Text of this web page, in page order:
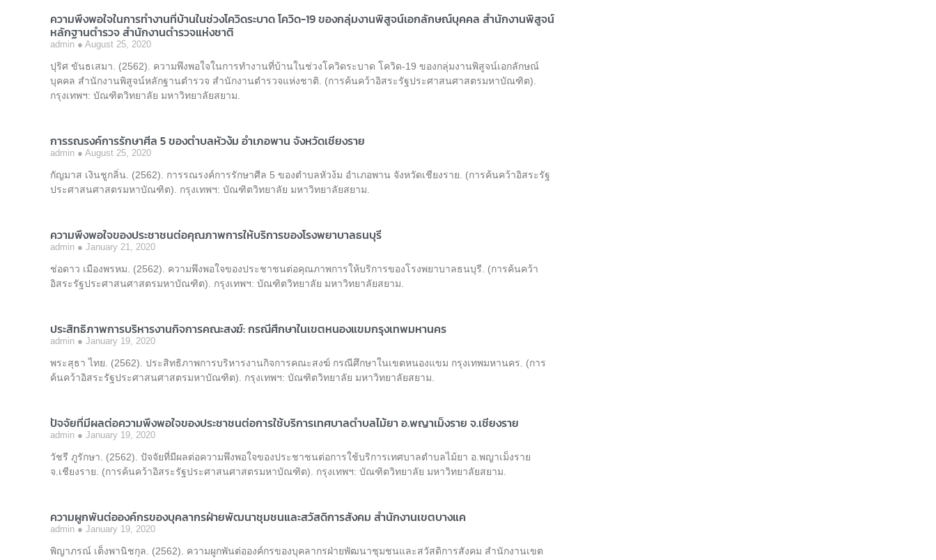
ความพึงพอใจในการทำงานที่บ้านในช่วงโควิดระบาด โควิด-19 ของกลุ่มงานพิสูจน์เอกลักษณ์บุคคล สำนักงานพิสูจน์
หลักฐานตำรวจ สำนักงานตำรวจแห่งชาติ
admin August 25, 2020
ปุริศ ขันธเสมา. (2562). ความพึงพอใจในการทำงานที่บ้านในช่วงโควิดระบาด โควิด-19 ของกลุ่มงานพิสูจน์เอกลักษณ์
บุคคล สำนักงานพิสูจน์หลักฐานตำรวจ สำนักงานตำรวจแห่งชาติ. (การค้นคว้าอิสระรัฐประศาสนศาสตรมหาบัณฑิต).
กรุงเทพฯ: บัณฑิตวิทยาลัย มหาวิทยาลัยสยาม.
การรณรงค์การรักษาศีล 5 ของตำบลหัวง้ม อำเภอพาน จังหวัดเชียงราย
admin August 25, 2020
กัญมาส เงินชูกลิ่น. (2562). การรณรงค์การรักษาศีล 5 ของตำบลหัวง้ม อำเภอพาน จังหวัดเชียงราย. (การค้นคว้าอิสระรัฐ
ประศาสนศาสตรมหาบัณฑิต). กรุงเทพฯ: บัณฑิตวิทยาลัย มหาวิทยาลัยสยาม.
ความพึงพอใจของประชาชนต่อคุณภาพการให้บริการของโรงพยาบาลธนบุรี
admin January 21, 2020
ช่อดาว เมืองพรหม. (2562). ความพึงพอใจของประชาชนต่อคุณภาพการให้บริการของโรงพยาบาลธนบุรี. (การค้นคว้า
อิสระรัฐประศาสนศาสตรมหาบัณฑิต). กรุงเทพฯ: บัณฑิตวิทยาลัย มหาวิทยาลัยสยาม.
ประสิทธิภาพการบริหารงานกิจการคณะสงฆ์: กรณีศึกษาในเขตหนองแขมกรุงเทพมหานคร
admin January 19, 2020
พระสุธา ไทย. (2562). ประสิทธิภาพการบริหารงานกิจการคณะสงฆ์ กรณีศึกษาในเขตหนองแขม กรุงเทพมหานคร. (การ
ค้นคว้าอิสระรัฐประศาสนศาสตรมหาบัณฑิต). กรุงเทพฯ: บัณฑิตวิทยาลัย มหาวิทยาลัยสยาม.
ปัจจัยที่มีผลต่อความพึงพอใจของประชาชนต่อการใช้บริการเทศบาลตำบลไม้ยา อ.พญาเม็งราย จ.เชียงราย
admin January 19, 2020
วัชรี ภูรักษา. (2562). ปัจจัยที่มีผลต่อความพึงพอใจของประชาชนต่อการใช้บริการเทศบาลตำบลไม้ยา อ.พญาเม็งราย
จ.เชียงราย. (การค้นคว้าอิสระรัฐประศาสนศาสตรมหาบัณฑิต). กรุงเทพฯ: บัณฑิตวิทยาลัย มหาวิทยาลัยสยาม.
ความผูกพันต่อองค์กรของบุคลากรฝ่ายพัฒนาชุมชนและสวัสดิการสังคม สำนักงานเขตบางแค
admin January 19, 2020
พิญาภรณ์ เต็งพานิชกุล. (2562). ความผูกพันต่อองค์กรของบุคลากรฝ่ายพัฒนาชุมชนและสวัสดิการสังคม สำนักงานเขต